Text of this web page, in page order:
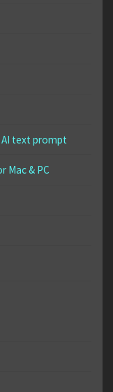
text prompt
Mac & PC